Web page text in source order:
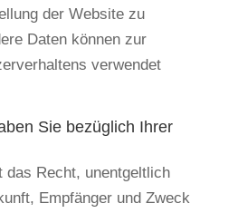
der Website zu
Daten können zur
verwendet
Sie bezüglich Ihrer
das Recht, unentgeltlich
Empfänger und Zweck